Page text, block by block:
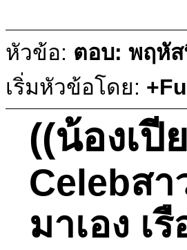
หัวข้อ: ตอบ: พฤหัส
เริ่มหัวข้อโดย:
((น้องเปี
Celebส
มาเอง เ